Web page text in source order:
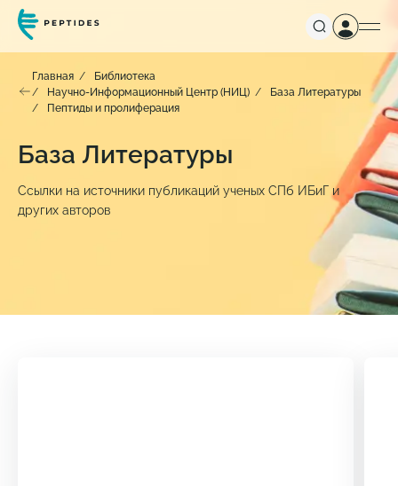
Главная
Библиотека
Научно-Информационный Центр (НИЦ)
База Литературы
Пептиды и пролиферация
База Литературы
Ссылки на источники публикаций ученых СПб ИБиГ и
других авторов